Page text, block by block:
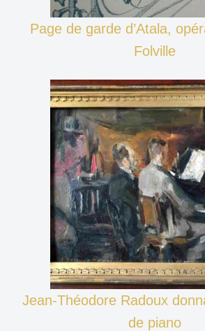
Page de garde d’Atala,
Folville
Jean-Théodore Radoux
de piano